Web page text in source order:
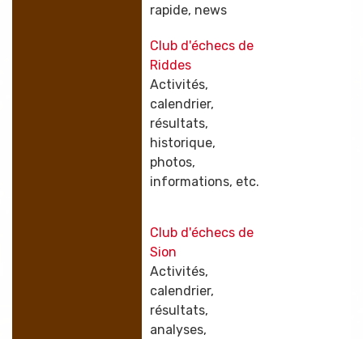
rapide, news
Club d'échecs de
Riddes
Activités,
calendrier,
résultats,
historique,
photos,
informations, etc.
Club d'échecs de
Sion
Activités,
calendrier,
résultats,
analyses,